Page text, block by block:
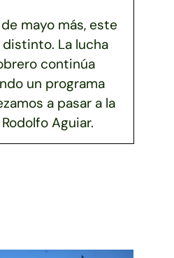
mayo más, este
distinto. La lucha
continúa
un programa
a pasar a la
Aguiar.